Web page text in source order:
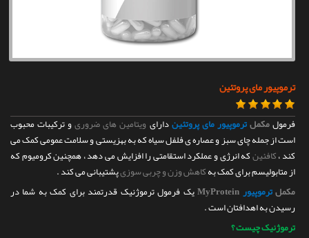
ترموپیور مای پروتئین
فرمولمکملترموپیور مای پروتئیندارای ویتامین های ضروریو ترکیبات محبوب
است از جمله چای سبز و عصاره ی فلفل سیاه که به بهزیستی و سلامت عمومی کمک می
کند ،کافئینکه انرژی و عملکرد استقامتی را افزایش می دهد ، همچنین کرومیوم که
از متابولیسم برای کمک بهکاهش وزن و چربی سوزیپشتیبانی می کند .
مکملترموپیورMyProteinیک فرمول ترموژنیک قدرتمند برای کمک به شما در
رسیدن به اهدافتان است .
ترموژنیک چیست ؟